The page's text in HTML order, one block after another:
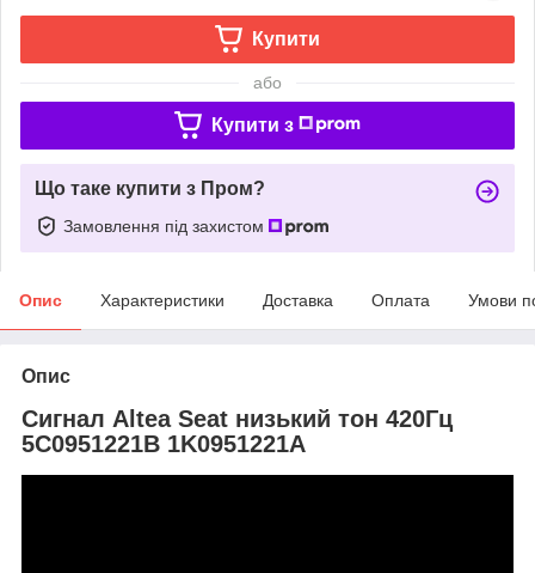
Купити
або
Купити з
Що таке купити з Пром?
Замовлення під захистом
Опис Характеристики Доставка Оплата Умови
Опис
Сигнал Altea Seat низький тон 420Гц
5C0951221B 1K0951221A